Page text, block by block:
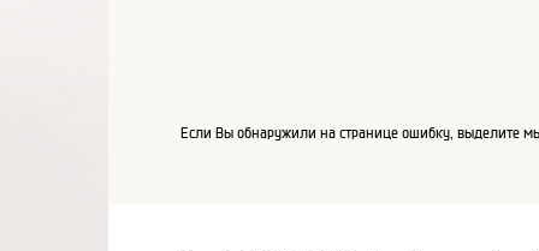
Если Вы обнаружили на странице ошибку, выделите